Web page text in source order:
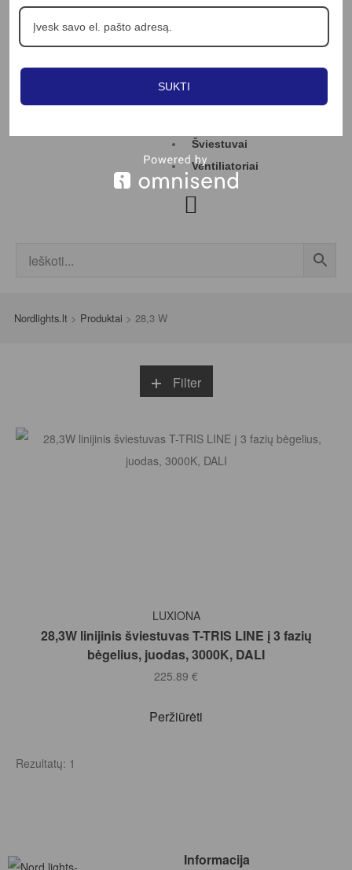
Apie mus
Šviestuvai
Ventiliatoriai
Nordlights.lt > Produktai > 28,3 W
Filter
Į KREPŠELĮ
LUXIONA
28,3W linijinis šviestuvas T-TRIS LINE į 3 fazių
bėgelius, juodas, 3000K, DALI
225.89 €
Peržiūrėti
Rezultatų: 1
Informacija
SUKTI